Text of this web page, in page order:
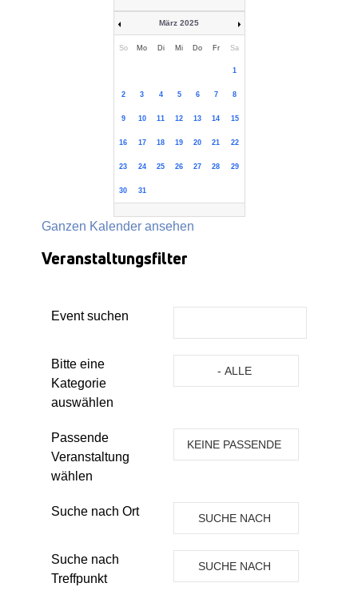
März 2025
So Mo Di Mi Do Fr Sa
1
2 3 4 5 6 7 8
9 10 11 12 13 14 15
16 17 18 19 20 21 22
23 24 25 26 27 28 29
30 31
Ganzen Kalender ansehen
Veranstaltungsfilter
Event suchen
Bitte eine
Kategorie
auswählen
- ALLE
Passende
Veranstaltung
wählen
KEINE PASSENDE
Suche nach Ort SUCHE NACH
ORT
Suche nach
Treffpunkt
SUCHE NACH